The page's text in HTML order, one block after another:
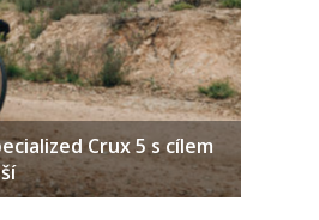
Crux 5 s cílem